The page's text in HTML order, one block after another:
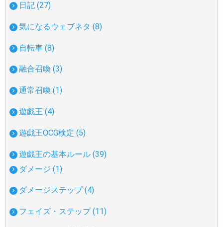
日記 (27)
気になるウェブネタ (8)
自転車 (8)
融合召喚 (3)
通常召喚 (1)
遊戯王 (4)
遊戯王OCG検定 (5)
遊戯王の基本ルール (39)
ダメージ (1)
ダメージステップ (4)
フェイズ・ステップ (11)